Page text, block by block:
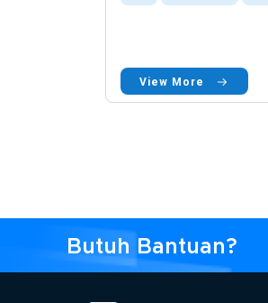
View More
Butuh Bantuan?